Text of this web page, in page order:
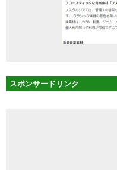
スポンサードリンク